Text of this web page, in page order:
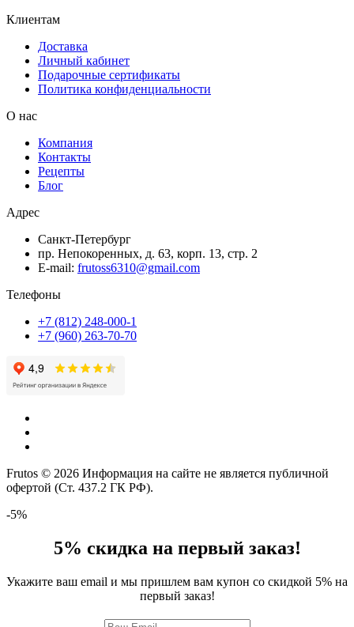
Клиентам
Доставка
Личный кабинет
Подарочные сертификаты
Политика конфиденциальности
О нас
Компания
Контакты
Рецепты
Блог
Адрес
Санкт-Петербург
пр. Непокоренных, д. 63, корп. 13, стр. 2
E-mail: frutoss6310@gmail.com
Телефоны
+7 (812) 248-000-1
+7 (960) 263-70-70
Frutos © 2026 Информация на сайте не является публичной
офертой (Ст. 437.2 ГК РФ).
-5%
5% скидка на первый заказ!
Укажите ваш email и мы пришлем вам купон со скидкой 5% на
первый заказ!